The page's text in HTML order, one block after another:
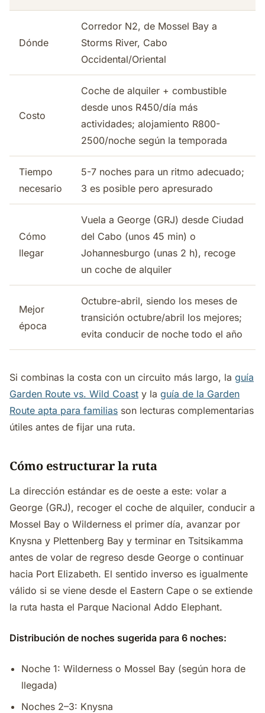
Dónde
Corredor N2, de Mossel Bay a
Storms River, Cabo
Occidental/Oriental
Costo
Coche de alquiler + combustible
desde unos R450/día más
actividades; alojamiento R800-
2500/noche según la temporada
Tiempo
necesario
5-7 noches para un ritmo adecuado;
3 es posible pero apresurado
Cómo
llegar
Vuela a George (GRJ) desde Ciudad
del Cabo (unos 45 min) o
Johannesburgo (unas 2 h), recoge
un coche de alquiler
Mejor
época
Octubre-abril, siendo los meses de
transición octubre/abril los mejores;
evita conducir de noche todo el año
Si combinas la costa con un circuito más largo, la guía
Garden Route vs. Wild Coast y la guía de la Garden
Route apta para familias son lecturas complementarias
útiles antes de fijar una ruta.
Cómo estructurar la ruta
La dirección estándar es de oeste a este: volar a
George (GRJ), recoger el coche de alquiler, conducir a
Mossel Bay o Wilderness el primer día, avanzar por
Knysna y Plettenberg Bay y terminar en Tsitsikamma
antes de volar de regreso desde George o continuar
hacia Port Elizabeth. El sentido inverso es igualmente
válido si se viene desde el Eastern Cape o se extiende
la ruta hasta el Parque Nacional Addo Elephant.
Distribución de noches sugerida para 6 noches:
Noche 1: Wilderness o Mossel Bay (según hora de
llegada)
Noches 2–3: Knysna